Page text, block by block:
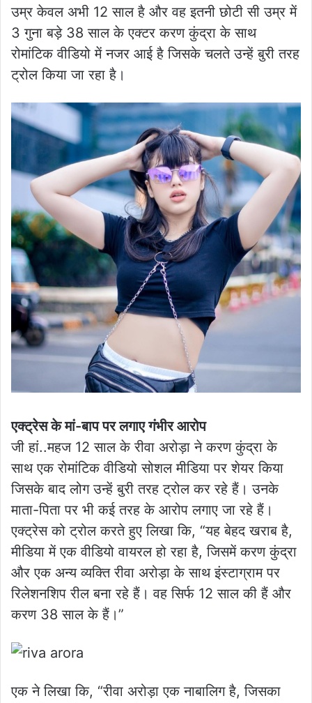
उम्र केवल अभी 12 साल है और वह इतनी छोटी सी उम्र में
3 गुना बड़े 38 साल के एक्टर करण कुंद्रा के साथ
रोमांटिक वीडियो में नजर आई है जिसके चलते उन्हें बुरी तरह
ट्रोल किया जा रहा है।
एक्ट्रेस के मां-बाप पर लगाए गंभीर आरोप
जी हां..महज 12 साल के रीवा अरोड़ा ने करण कुंद्रा के
साथ एक रोमांटिक वीडियो सोशल मीडिया पर शेयर किया
जिसके बाद लोग उन्हें बुरी तरह ट्रोल कर रहे हैं। उनके
माता-पिता पर भी कई तरह के आरोप लगाए जा रहे हैं।
एक्ट्रेस को ट्रोल करते हुए लिखा कि, “यह बेहद खराब है,
मीडिया में एक वीडियो वायरल हो रहा है, जिसमें करण कुंद्रा
और एक अन्य व्यक्ति रीवा अरोड़ा के साथ इंस्टाग्राम पर
रिलेशनशिप रील बना रहे हैं। वह सिर्फ 12 साल की हैं और
करण 38 साल के हैं।”
एक ने लिखा कि, “रीवा अरोड़ा एक नाबालिग है, जिसका